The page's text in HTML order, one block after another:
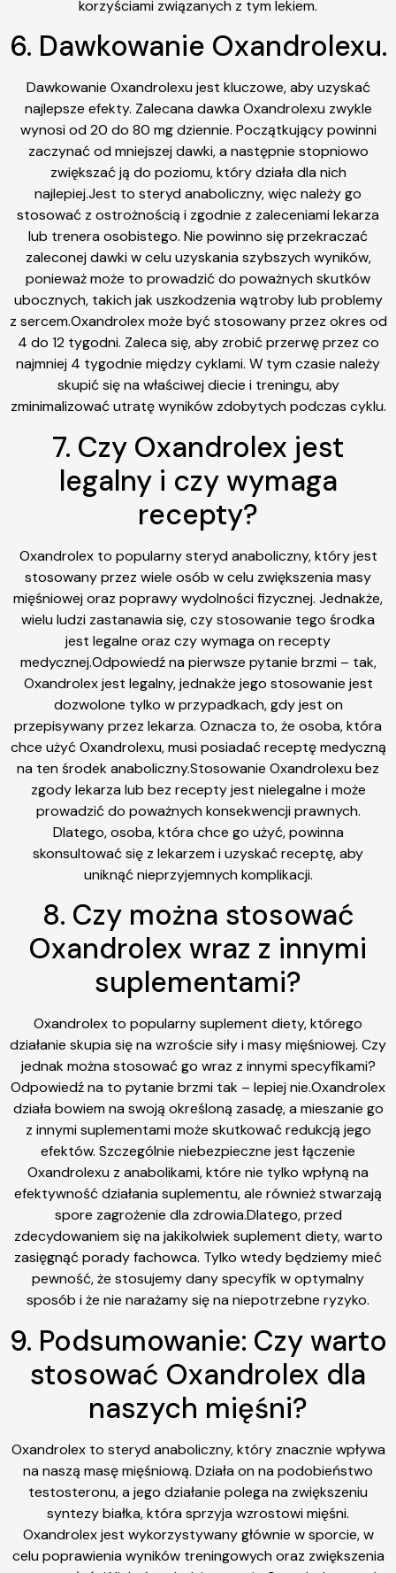
korzyściami związanych z tym lekiem.
6. Dawkowanie Oxandrolexu.
Dawkowanie Oxandrolexu jest kluczowe, aby uzyskać
najlepsze efekty. Zalecana dawka Oxandrolexu zwykle
wynosi od 20 do 80 mg dziennie. Początkujący powinni
zaczynać od mniejszej dawki, a następnie stopniowo
zwiększać ją do poziomu, który działa dla nich
najlepiej.Jest to steryd anaboliczny, więc należy go
stosować z ostrożnością i zgodnie z zaleceniami lekarza
lub trenera osobistego. Nie powinno się przekraczać
zaleconej dawki w celu uzyskania szybszych wyników,
ponieważ może to prowadzić do poważnych skutków
ubocznych, takich jak uszkodzenia wątroby lub problemy
z sercem.Oxandrolex może być stosowany przez okres od
4 do 12 tygodni. Zaleca się, aby zrobić przerwę przez co
najmniej 4 tygodnie między cyklami. W tym czasie należy
skupić się na właściwej diecie i treningu, aby
zminimalizować utratę wyników zdobytych podczas cyklu.
7. Czy Oxandrolex jest
legalny i czy wymaga
recepty?
Oxandrolex to popularny steryd anaboliczny, który jest
stosowany przez wiele osób w celu zwiększenia masy
mięśniowej oraz poprawy wydolności fizycznej. Jednakże,
wielu ludzi zastanawia się, czy stosowanie tego środka
jest legalne oraz czy wymaga on recepty
medycznej.Odpowiedź na pierwsze pytanie brzmi – tak,
Oxandrolex jest legalny, jednakże jego stosowanie jest
dozwolone tylko w przypadkach, gdy jest on
przepisywany przez lekarza. Oznacza to, że osoba, która
chce użyć Oxandrolexu, musi posiadać receptę medyczną
na ten środek anaboliczny.Stosowanie Oxandrolexu bez
zgody lekarza lub bez recepty jest nielegalne i może
prowadzić do poważnych konsekwencji prawnych.
Dlatego, osoba, która chce go użyć, powinna
skonsultować się z lekarzem i uzyskać receptę, aby
uniknąć nieprzyjemnych komplikacji.
8. Czy można stosować
Oxandrolex wraz z innymi
suplementami?
Oxandrolex to popularny suplement diety, którego
działanie skupia się na wzroście siły i masy mięśniowej. Czy
jednak można stosować go wraz z innymi specyfikami?
Odpowiedź na to pytanie brzmi tak – lepiej nie.Oxandrolex
działa bowiem na swoją określoną zasadę, a mieszanie go
z innymi suplementami może skutkować redukcją jego
efektów. Szczególnie niebezpieczne jest łączenie
Oxandrolexu z anabolikami, które nie tylko wpłyną na
efektywność działania suplementu, ale również stwarzają
spore zagrożenie dla zdrowia.Dlatego, przed
zdecydowaniem się na jakikolwiek suplement diety, warto
zasięgnąć porady fachowca. Tylko wtedy będziemy mieć
pewność, że stosujemy dany specyfik w optymalny
sposób i że nie narażamy się na niepotrzebne ryzyko.
9. Podsumowanie: Czy warto
stosować Oxandrolex dla
naszych mięśni?
Oxandrolex to steryd anaboliczny, który znacznie wpływa
na naszą masę mięśniową. Działa on na podobieństwo
testosteronu, a jego działanie polega na zwiększeniu
syntezy białka, która sprzyja wzrostowi mięśni.
Oxandrolex jest wykorzystywany głównie w sporcie, w
celu poprawienia wyników treningowych oraz zwiększenia